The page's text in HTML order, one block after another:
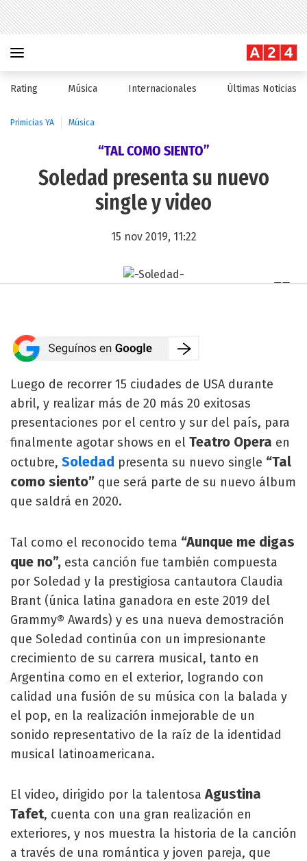
Rating Música Internacionales Últimas Noticias
Primicias YA Música
“TAL COMO SIENTO”
Soledad presenta su nuevo
single y video
15 nov 2019, 11:22
Luego de recorrer 15 ciudades de USA durante
abril, y realizar más de 20 más 20 exitosas
presentaciones por el centro y sur del país, para
finalmente agotar shows en el Teatro Opera en
octubre, Soledad presenta su nuevo single “Tal
como siento” que será parte de su nuevo álbum
que saldrá en 2020.
Tal como el reconocido tema “Aunque me digas
que no”, esta canción fue también compuesta
por Soledad y la prestigiosa cantautora Claudia
Brant (única latina ganadora en este 2019 del
Grammy® Awards) y es una nueva demostración
que Soledad continúa con un impresionante
crecimiento de su carrera musical, tanto en
Argentina como en el exterior, logrando con
calidad una fusión de su música con la balada y
el pop, en la realización inmejorable de un
sonido representativo de la raíz de la identidad
musical latinoamericana.
El video, dirigido por la talentosaAgustina
Tafet, cuenta con una gran realización en
exteriores, y nos muestra la historia de la canción
a través de una romántica y joven pareja, que